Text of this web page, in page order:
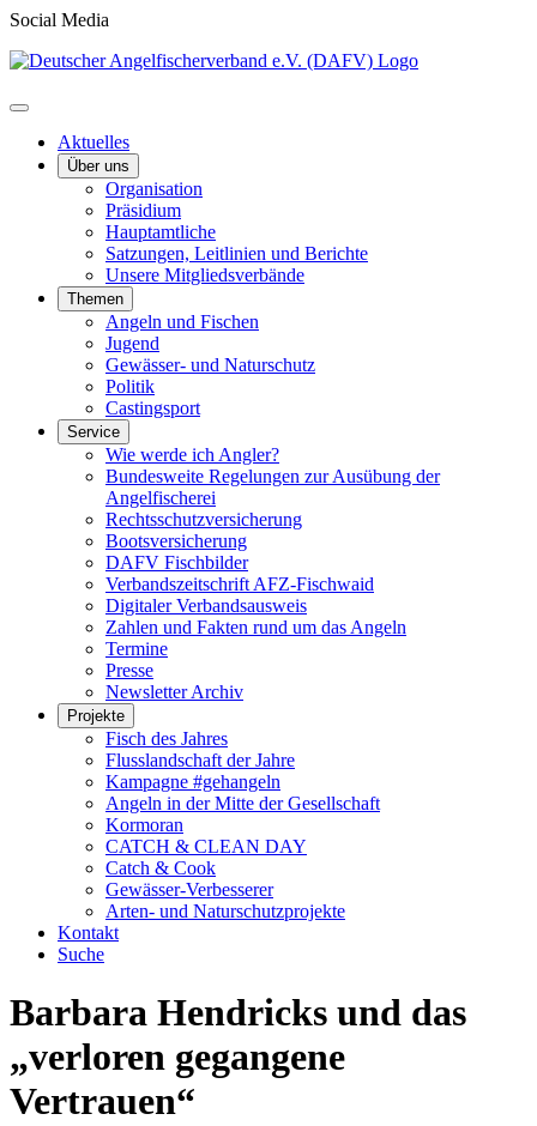
Social Media
Aktuelles
Über uns
Organisation
Präsidium
Hauptamtliche
Satzungen, Leitlinien und Berichte
Unsere Mitgliedsverbände
Themen
Angeln und Fischen
Jugend
Gewässer- und Naturschutz
Politik
Castingsport
Service
Wie werde ich Angler?
Bundesweite Regelungen zur Ausübung der
Angelfischerei
Rechtsschutzversicherung
Bootsversicherung
DAFV Fischbilder
Verbandszeitschrift AFZ-Fischwaid
Digitaler Verbandsausweis
Zahlen und Fakten rund um das Angeln
Termine
Presse
Newsletter Archiv
Projekte
Fisch des Jahres
Flusslandschaft der Jahre
Kampagne #gehangeln
Angeln in der Mitte der Gesellschaft
Kormoran
CATCH & CLEAN DAY
Catch & Cook
Gewässer-Verbesserer
Arten- und Naturschutzprojekte
Kontakt
Suche
Barbara Hendricks und das
„verloren gegangene
Vertrauen“